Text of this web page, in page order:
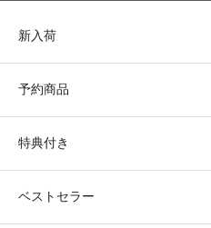
新入荷
予約商品
特典付き
ベストセラー